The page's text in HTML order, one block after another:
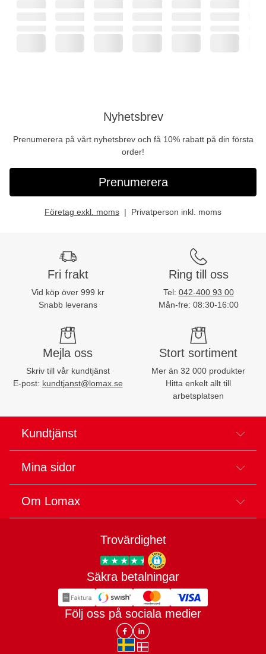
Nyhetsbrev
Prenumerera på vårt nyhetsbrev och få 10% rabatt på din första
order!
Prenumerera
Företag exkl. moms Privatperson inkl. moms
Fri frakt
Vid köp över 999 kr
Snabb leverans
Ring till oss
Tel: 042-400 93 00
Mån-fre: 08:30-16:00
Mejla oss
Skriv till vår kundtjänst
E-post: kundtjanst@lomax.se
Stort sortiment
Mer än 32 000 produkter
Hitta enkelt allt till
arbetsplatsen
Kundtjänst
Mina sidor
Om Lomax
Trovärdighet
Trygg E-handel
Säkra betalningar
Följ oss på sociala medier
Lomax DK Facebook
Lomax SE LinkIn
sv-SEda-DK